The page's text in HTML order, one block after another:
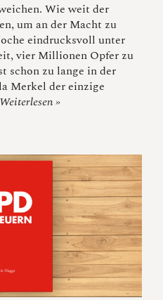
Wie weit der
um an der Macht zu
eindrucksvoll unter
vier Millionen Opfer zu
schon zu lange in der
Merkel der einzige
Weiterlesen »